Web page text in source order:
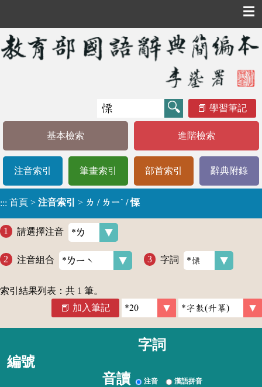
☰
學習筆記
基本檢索 進階檢索
注音索引 筆畫索引 部首索引 辭典附錄
::: 首頁 > 注音索引 > ㄌ / ㄌㄧˋ / 慄
請選擇注音
注音組合 字詞
索引結果列表：共 1 筆。
加入筆記
編號
字詞
音讀 注音 漢語拼音